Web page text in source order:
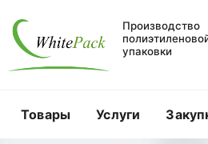
Производство
упаковки
Товары Услуги